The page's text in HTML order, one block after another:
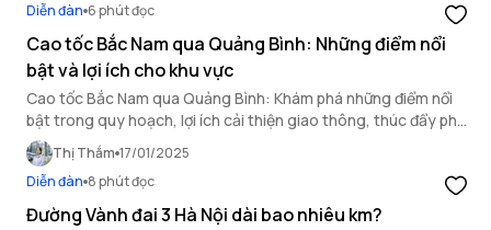
Diễn đàn 6 phút đọc
Cao tốc Bắc Nam qua Quảng Bình: Những điểm nổi
bật và lợi ích cho khu vực
Cao tốc Bắc Nam qua Quảng Bình: Khám phá những điểm nổi
bật trong quy hoạch, lợi ích cải thiện giao thông, thúc đẩy phát
triển kinh tế khu vực.
Thị Thắm 17/01/2025
Diễn đàn 8 phút đọc
Đường Vành đai 3 Hà Nội dài bao nhiêu km?